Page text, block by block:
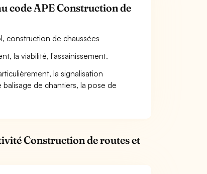
code APE Construction de
construction de chaussées
la viabilité, l'assainissement.
la signalisation
de chantiers, la pose de
Construction de routes et